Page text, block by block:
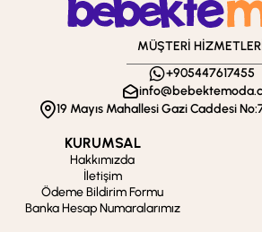
MÜŞTERİ
+905447617455
19 Mayıs Mahallesi Gazi Caddesi
KURUMSAL
Hakkımızda
İletişim
Ödeme Bildirim Formu
Banka Hesap Numaralarımız